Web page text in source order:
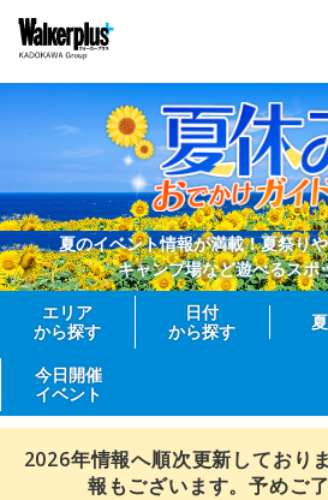
夏のイベント情報が満載！夏祭り
キャンプ場など遊べるスポ
エリア
から探す
日付
から探す
今日開催
イベント
2026年情報へ順次更新しており
報もございます。予めご了